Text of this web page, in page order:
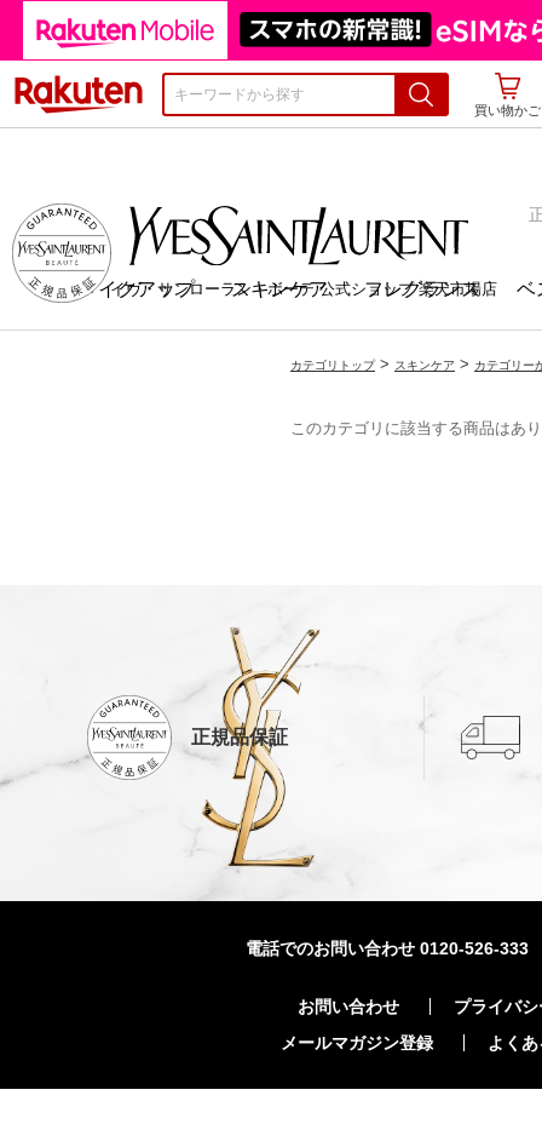
楽天市場
買い物かご
イヴ・サンローラン・ボーテ 公式ショップ 楽天市場店
検索
メイクアップ スキンケア フレグランス ベ
カテゴリトップ> スキンケア > カテゴリー
このカテゴリに該当する商品はあ
正規品保証
電話でのお問い合わせ 0120-526-333
お問い合わせ
プライバ
メールマガジン登録
よく